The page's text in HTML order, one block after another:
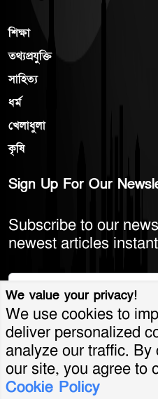
শিক্ষা
তথ্যপ্রযুক্তি
সাহিত্য
ধর্ম
খেলাধুলা
কৃষি
Sign Up For Our
Subscribe to our
newest articles
© 2026 America
Reserved.
We value your privacy!
We use cookies to
deliver personalized
analyze our traffic.
our site, you agree to
Cookie Policy